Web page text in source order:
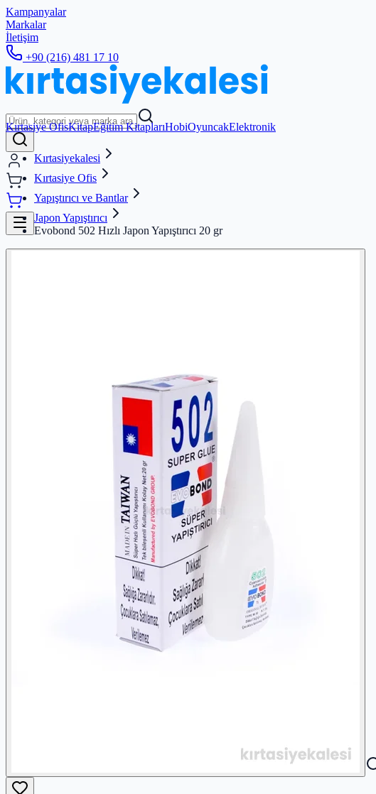
Kampanyalar
Markalar
İletişim
+90 (216) 481 17 10
Kırtasiye OfisKitapEğitim KitaplarıHobiOyuncakElektronik
Kırtasiyekalesi
Kırtasiye Ofis
Yapıştırıcı ve Bantlar
Japon Yapıştırıcı
Evobond 502 Hızlı Japon Yapıştırıcı 20 gr